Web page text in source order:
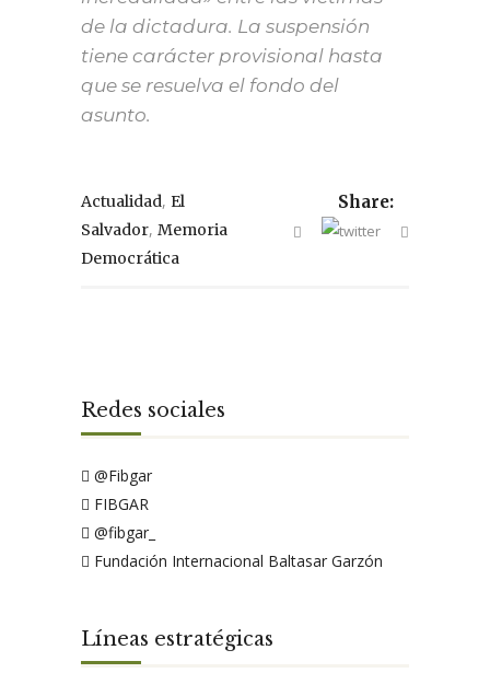
de la dictadura. La suspensión
tiene carácter provisional hasta
que se resuelva el fondo del
asunto.
Actualidad, El
Salvador, Memoria
Democrática
Share:
Redes sociales
@Fibgar
FIBGAR
@fibgar_
Fundación Internacional Baltasar Garzón
Líneas estratégicas